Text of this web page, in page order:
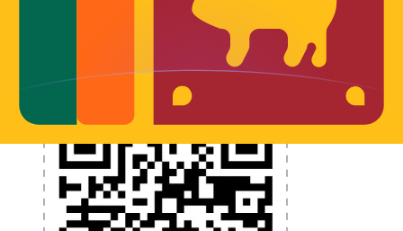
l'argent à l'étranger sans frais cachés. Téléchargez